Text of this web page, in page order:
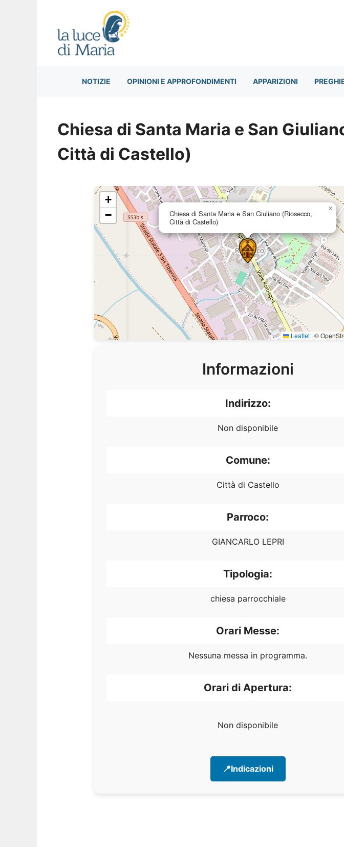
NOTIZIE OPINIONI E APPROFONDIMENTI APPARIZIONI
Chiesa di Santa Maria e San
Città di Castello)
Chiesa di Santa Maria e San Giuliano (Riosecco,
Città di Castello)
×
+
−
Leaflet | ©
Informazioni
Indirizzo:
Non disponibile
Comune:
Città di Castello
Parroco:
GIANCARLO LEPRI
Tipologia:
chiesa parrocchiale
Orari Messe:
Nessuna messa in programma.
Orari di Apertura:
Non disponibile
📍Indicazioni